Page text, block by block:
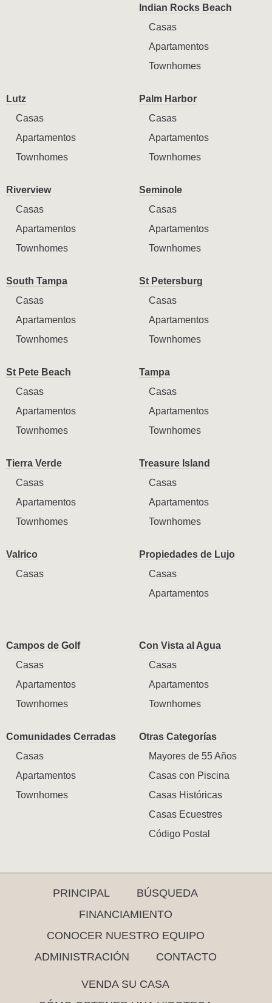
Indian Rocks Beach
Casas
Apartamentos
Townhomes
Lutz
Casas
Apartamentos
Townhomes
Palm Harbor
Casas
Apartamentos
Townhomes
Riverview
Casas
Apartamentos
Townhomes
Seminole
Casas
Apartamentos
Townhomes
South Tampa
Casas
Apartamentos
Townhomes
St Petersburg
Casas
Apartamentos
Townhomes
St Pete Beach
Casas
Apartamentos
Townhomes
Tampa
Casas
Apartamentos
Townhomes
Tierra Verde
Casas
Apartamentos
Townhomes
Treasure Island
Casas
Apartamentos
Townhomes
Valrico
Casas
Propiedades de Lujo
Casas
Apartamentos
Campos de Golf
Casas
Apartamentos
Townhomes
Con Vista al Agua
Casas
Apartamentos
Townhomes
Comunidades Cerradas
Casas
Apartamentos
Townhomes
Otras Categorías
Mayores de 55 Años
Casas con Piscina
Casas Históricas
Casas Ecuestres
Código Postal
PRINCIPAL
BÚSQUEDA
FINANCIAMIENTO
CONOCER NUESTRO EQUIPO
ADMINISTRACIÓN
CONTACTO
VENDA SU CASA